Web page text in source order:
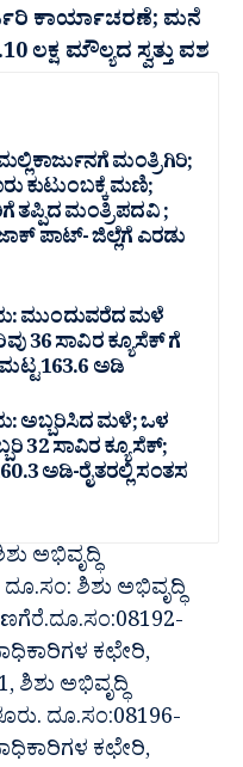
ಕಾರ್ಯಾಚರಣೆ; ಮನೆ
ಲಕ್ಷ ಮೌಲ್ಯದ ಸ್ವತ್ತು ವಶ
ಮಂತ್ರಿಗಿರಿ;
ಕುಟುಂಬಕ್ಕೆ ಮಣಿ;
ತಪ್ಪಿದ ಮಂತ್ರಿ ಪದವಿ ;
ಪಾಟ್- ಜಿಲ್ಲೆಗೆ ಎರಡು
ಮುಂದುವರೆದ ಮಳೆ
36 ಸಾವಿರ‌ ಕ್ಯೂಸೆಕ್ ಗೆ
163.6 ಅಡಿ
ಅಬ್ಬರಿಸಿದ ಮಳೆ; ಒಳ
32 ಸಾವಿರ‌ ಕ್ಯೂಸೆಕ್;
ಅಡಿ-ರೈತರಲ್ಲಿ ಸಂತಸ
ಅಭಿವೃದ್ಧಿ
ಶಿಶು ಅಭಿವೃದ್ಧಿ
ಕಛೇರಿ,
ಶಿಶು ಅಭಿವೃದ್ಧಿ
ದೂ.ಸಂ:08196-
ಕಛೇರಿ,